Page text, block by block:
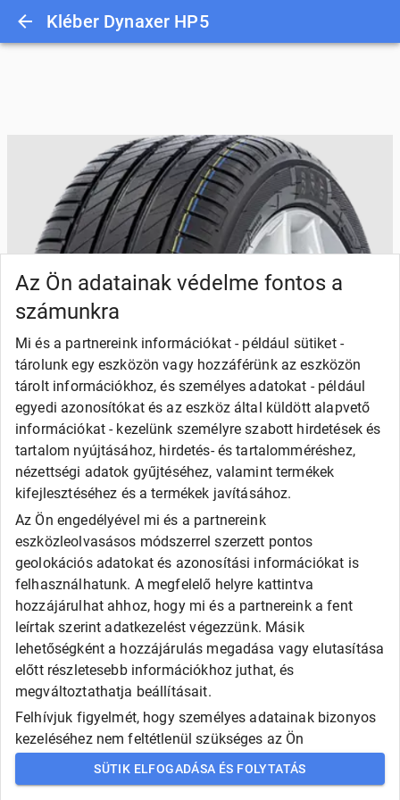
Kléber Dynaxer HP5
Az Ön adatainak védelme fontos a
számunkra
Mi és a partnereink információkat - például sütiket -
tárolunk egy eszközön vagy hozzáférünk az eszközön
tárolt információkhoz, és személyes adatokat - például
egyedi azonosítókat és az eszköz által küldött alapvető
információkat - kezelünk személyre szabott hirdetések és
tartalom nyújtásához, hirdetés- és tartalomméréshez,
nézettségi adatok gyűjtéséhez, valamint termékek
kifejlesztéséhez és a termékek javításához.
Az Ön engedélyével mi és a partnereink
eszközleolvasásos módszerrel szerzett pontos
geolokációs adatokat és azonosítási információkat is
felhasználhatunk. A megfelelő helyre kattintva
hozzájárulhat ahhoz, hogy mi és a partnereink a fent
leírtak szerint adatkezelést végezzünk. Másik
lehetőségként a hozzájárulás megadása vagy elutasítása
előtt részletesebb információkhoz juthat, és
megváltoztathatja beállításait.
Felhívjuk figyelmét, hogy személyes adatainak bizonyos
kezeléséhez nem feltétlenül szükséges az Ön
hozzájárulása, de jogában áll tiltakozni az ilyen jellegű
adatkezelés ellen. A beállításai csak erre a weboldalra
SÜTIK ELFOGADÁSA ÉS FOLYTATÁS